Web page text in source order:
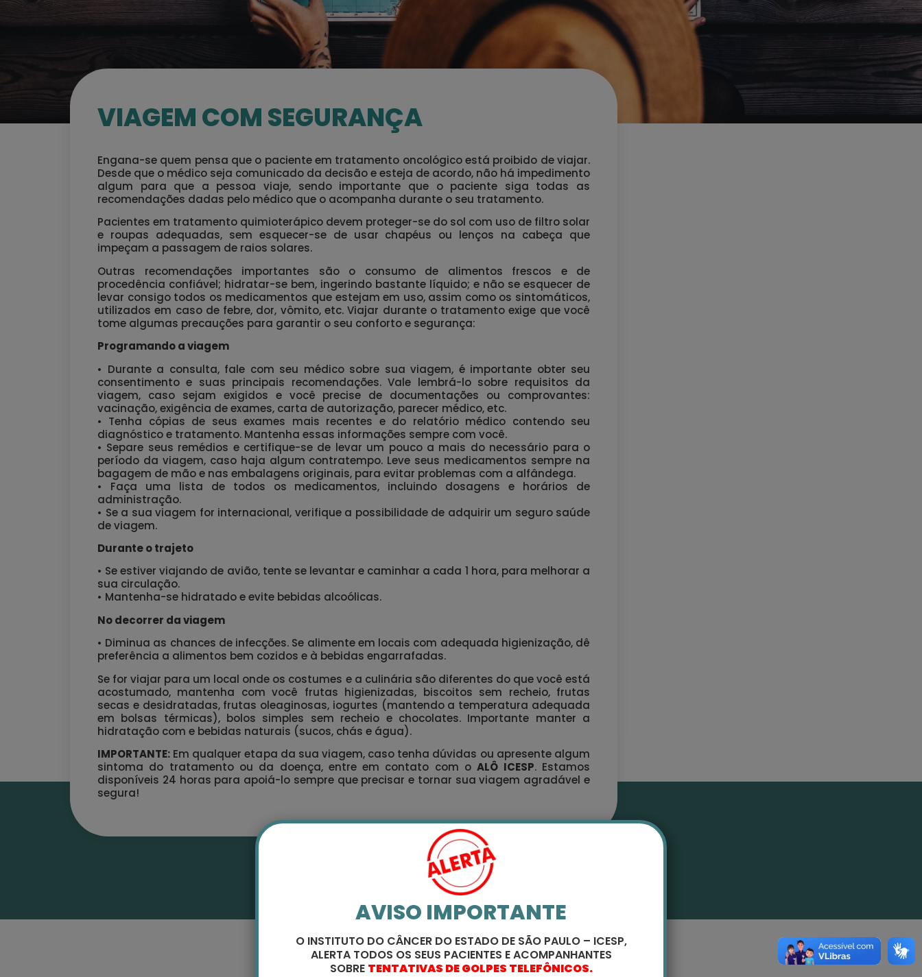
AVISO IMPORTANTE
O INSTITUTO DO CÂNCER DO ESTADO DE SÃO PAULO – ICESP,
ALERTA TODOS OS SEUS PACIENTES E ACOMPANHANTES
SOBRE TENTATIVAS DE GOLPES TELEFÔNICOS.
VIAGEM COM SEGURANÇA
Engana-se quem pensa que o paciente em tratamento oncológico está proibido de viajar.
Desde que o médico seja comunicado da decisão e esteja de acordo, não há impedimento
algum para que a pessoa viaje, sendo importante que o paciente siga todas as
recomendações dadas pelo médico que o acompanha durante o seu tratamento.
Pacientes em tratamento quimioterápico devem proteger-se do sol com uso de filtro solar
e roupas adequadas, sem esquecer-se de usar chapéus ou lenços na cabeça que
impeçam a passagem de raios solares.
Outras recomendações importantes são o consumo de alimentos frescos e de
procedência confiável; hidratar-se bem, ingerindo bastante líquido; e não se esquecer de
levar consigo todos os medicamentos que estejam em uso, assim como os sintomáticos,
utilizados em caso de febre, dor, vômito, etc. Viajar durante o tratamento exige que você
tome algumas precauções para garantir o seu conforto e segurança:
Programando a viagem
• Durante a consulta, fale com seu médico sobre sua viagem, é importante obter seu
consentimento e suas principais recomendações. Vale lembrá-lo sobre requisitos da
viagem, caso sejam exigidos e você precise de documentações ou comprovantes:
vacinação, exigência de exames, carta de autorização, parecer médico, etc.
• Tenha cópias de seus exames mais recentes e do relatório médico contendo seu
diagnóstico e tratamento. Mantenha essas informações sempre com você.
• Separe seus remédios e certifique-se de levar um pouco a mais do necessário para o
período da viagem, caso haja algum contratempo. Leve seus medicamentos sempre na
bagagem de mão e nas embalagens originais, para evitar problemas com a alfândega.
• Faça uma lista de todos os medicamentos, incluindo dosagens e horários de
administração.
• Se a sua viagem for internacional, verifique a possibilidade de adquirir um seguro saúde
de viagem.
Durante o trajeto
• Se estiver viajando de avião, tente se levantar e caminhar a cada 1 hora, para melhorar a
sua circulação.
• Mantenha-se hidratado e evite bebidas alcoólicas.
No decorrer da viagem
• Diminua as chances de infecções. Se alimente em locais com adequada higienização, dê
preferência a alimentos bem cozidos e à bebidas engarrafadas.
Se for viajar para um local onde os costumes e a culinária são diferentes do que você está
acostumado, mantenha com você frutas higienizadas, biscoitos sem recheio, frutas
secas e desidratadas, frutas oleaginosas, iogurtes (mantendo a temperatura adequada
em bolsas térmicas), bolos simples sem recheio e chocolates. Importante manter a
hidratação com e bebidas naturais (sucos, chás e água).
IMPORTANTE: Em qualquer etapa da sua viagem, caso tenha dúvidas ou apresente algum
sintoma do tratamento ou da doença, entre em contato com oALÔ ICESP. Estamos
disponíveis 24 horas para apoiá-lo sempre que precisar e tornar sua viagem agradável e
segura!